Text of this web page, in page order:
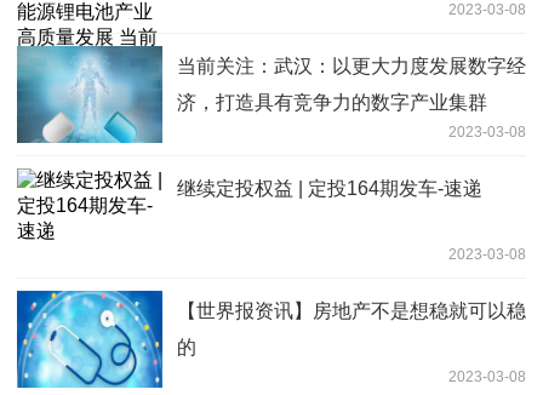
2023-03-08
当前关注：武汉：以更大力度发展数字经
济，打造具有竞争力的数字产业集群
2023-03-08
继续定投权益 | 定投164期发车-速递
2023-03-08
【世界报资讯】房地产不是想稳就可以稳
的
2023-03-08